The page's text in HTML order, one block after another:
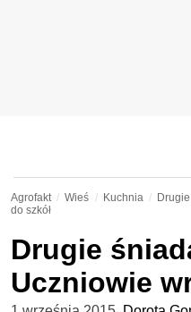
Agrofakt Wieś Kuchnia
do szkół
Drugie
Uczniowie